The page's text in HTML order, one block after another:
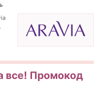
все! Промокод